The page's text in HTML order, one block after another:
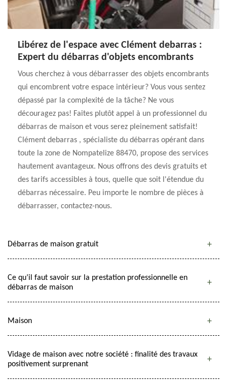
Libérez de l'espace avec Clément debarras :
Expert du débarras d'objets encombrants
Vous cherchez à vous débarrasser des objets encombrants
qui encombrent votre espace intérieur? Vous vous sentez
dépassé par la complexité de la tâche? Ne vous
découragez pas! Faites plutôt appel à un professionnel du
débarras de maison et vous serez pleinement satisfait!
Clément debarras , spécialiste du débarras opérant dans
toute la zone de Nompatelize 88470, propose des services
hautement avantageux. Nous offrons des devis gratuits et
des tarifs accessibles à tous, quelle que soit l'étendue du
débarras nécessaire. Peu importe le nombre de pièces à
débarrasser, contactez-nous.
Débarras de maison gratuit
Ce qu’il faut savoir sur la prestation professionnelle en
débarras de maison
Maison
Vidage de maison avec notre société : finalité des travaux
positivement surprenant